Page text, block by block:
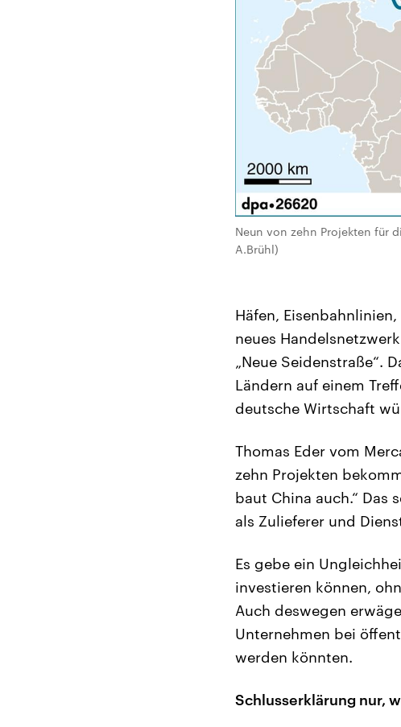
Neun von zehn Projekten für
A.Brühl)
Häfen,
neues
„Neue Seidenstraße“.
Ländern auf einem
deutsche Wirtschaft
Thomas Eder vom
zehn Projekten
baut China auch.“ Das
als Zulieferer und
Es gebe ein
investieren können,
Auch deswegen
Unternehmen bei
werden könnten.
Schlusserklärung nur,